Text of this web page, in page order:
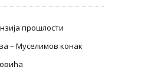
прошлости
– Муселимов конак